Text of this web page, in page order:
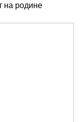
на родине